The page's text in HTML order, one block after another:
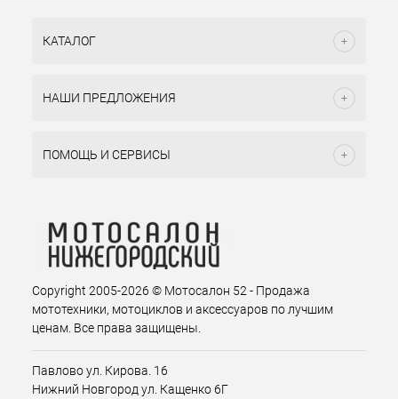
КАТАЛОГ
НАШИ ПРЕДЛОЖЕНИЯ
ПОМОЩЬ И СЕРВИСЫ
Copyright 2005-2026 © Мотосалон 52 - Продажа
мототехники, мотоциклов и аксессуаров по лучшим
ценам. Все права защищены.
Павлово ул. Кирова. 16
Нижний Новгород ул. Кащенко 6Г